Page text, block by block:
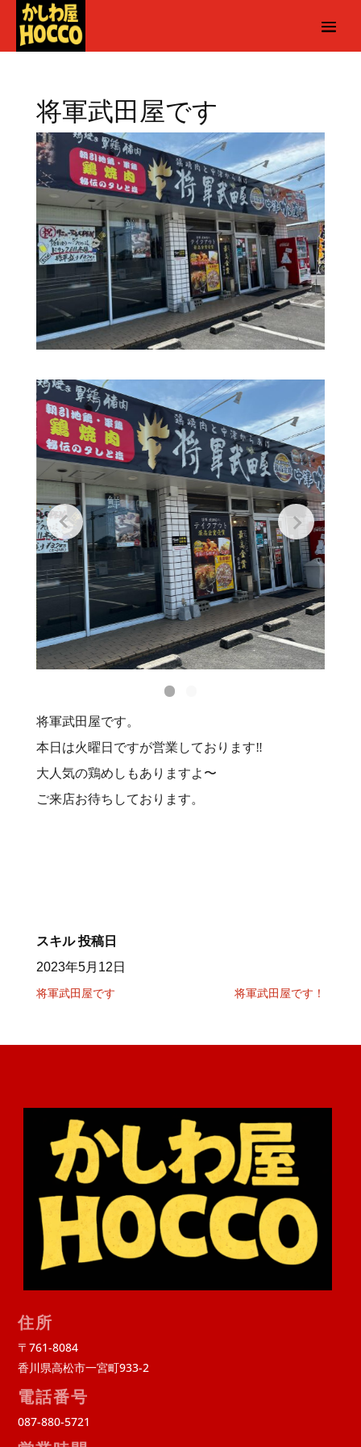
将軍武田屋です
将軍武田屋です。
本日は火曜日ですが営業しております‼️
大人気の鶏めしもありますよ〜
ご来店お待ちしております。
スキル 投稿日
2023年5月12日
将軍武田屋です 将軍武田屋です！
住所
〒761-8084
香川県高松市一宮町933-2
電話番号
087-880-5721